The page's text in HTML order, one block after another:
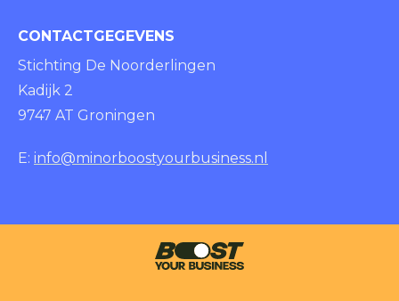
CONTACTGEGEVENS
Stichting De Noorderlingen
Kadijk 2
9747 AT Groningen
E: info@minorboostyourbusiness.nl